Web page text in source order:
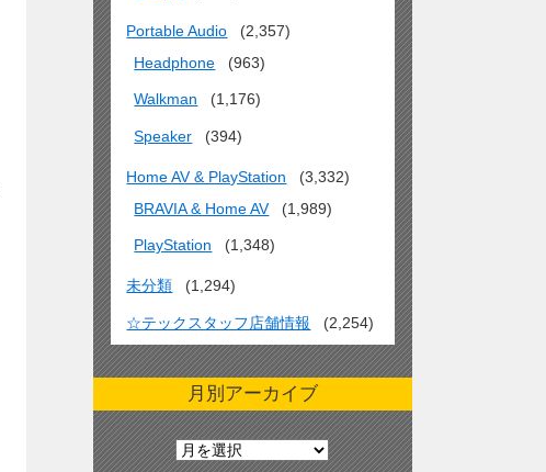
Portable Audio
(2,357)
Headphone
(963)
Walkman (1,176)
Speaker (394)
Home AV & PlayStation
(3,332)
BRAVIA & Home AV
(1,989)
PlayStation (1,348)
未分類 (1,294)
☆テックスタッフ店舗情報 (2,254)
月別アーカイブ
月
別